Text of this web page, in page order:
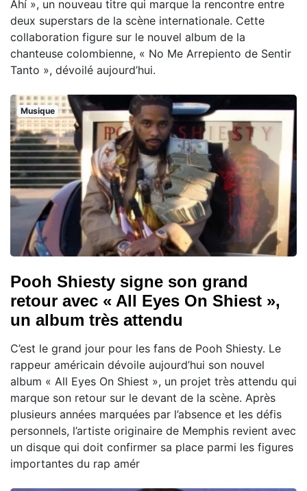
Ahí », un nouveau titre qui marque la rencontre entre
deux superstars de la scène internationale. Cette
collaboration figure sur le nouvel album de la
chanteuse colombienne, « No Me Arrepiento de Sentir
Tanto », dévoilé aujourd’hui.
Musique
Pooh Shiesty signe son grand
retour avec « All Eyes On Shiest »,
un album très attendu
C’est le grand jour pour les fans de Pooh Shiesty. Le
rappeur américain dévoile aujourd’hui son nouvel
album « All Eyes On Shiest », un projet très attendu qui
marque son retour sur le devant de la scène. Après
plusieurs années marquées par l’absence et les défis
personnels, l’artiste originaire de Memphis revient avec
un disque qui doit confirmer sa place parmi les figures
importantes du rap amér